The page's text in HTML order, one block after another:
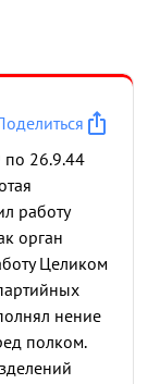
по 26.9.44
работу
орган
Целиком
нение
полком.